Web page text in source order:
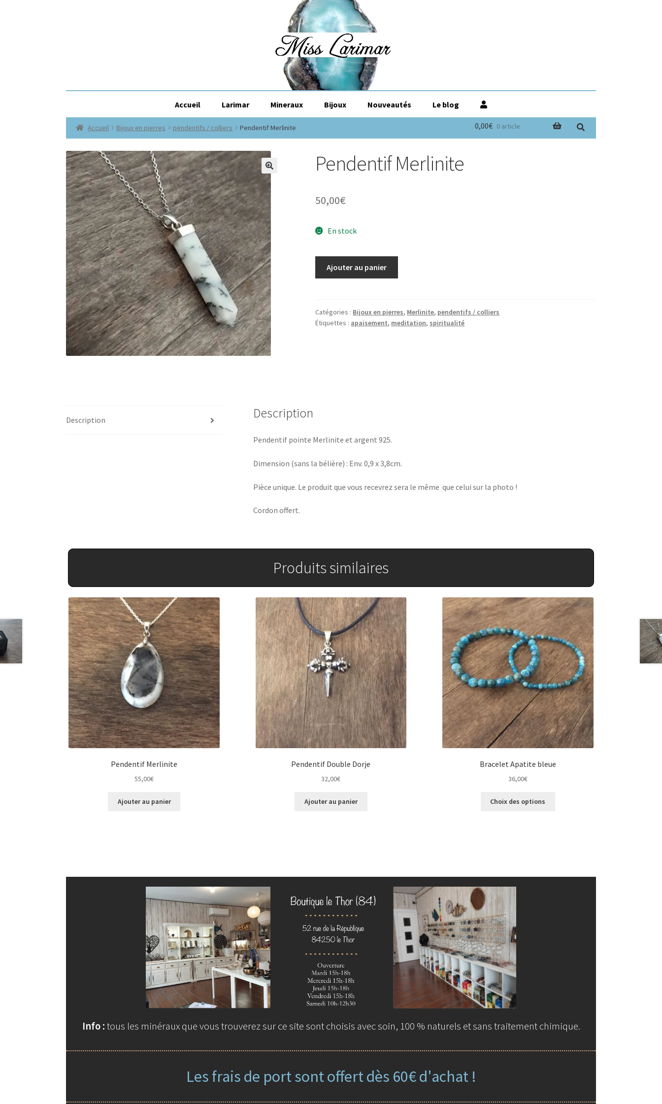
Accueil Larimar Mineraux Bijoux Nouveautés Le blog
Accueil Bijoux en pierres pendentifs / colliers Pendentif Merlinite 0,00€ 0 article
🔍
Pendentif Merlinite
50,00€
En stock
Ajouter au panier
Catégories : Bijoux en pierres, Merlinite, pendentifs / colliers
Étiquettes : apaisement, meditation, spiritualité
Description Description
Pendentif pointe Merlinite et argent 925.
Dimension (sans la bélière) : Env. 0,9 x 3,8cm.
Pièce unique. Le produit que vous recevrez sera le même que celui sur la photo !
Cordon offert.
Produits similaires
Pendentif Merlinite
55,00€
Ajouter au panier
Pendentif Double Dorje
32,00€
Ajouter au panier
Bracelet Apatite bleue
36,00€
Choix des options
Info :tous les minéraux que vous trouverez sur ce site sont choisis avec soin, 100 % naturels et sans traitement chimique.
Les frais de port sont offert dès 60€ d'achat !